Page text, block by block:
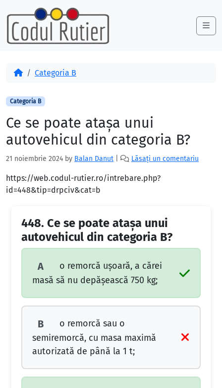
Skip to content
Skip to footer
AcasăCategoria B
Categoria B
Ce se poate ataşa unui
autovehicul din categoria B?
21 noiembrie 2024 by Balan Danut Lăsați un comentariu
https://web.codul-rutier.ro/intrebare.php?
id=448&tip=drpciv&cat=b
448. Ce se poate ataşa unui
autovehicul din categoria B?
A
o remorcă uşoară, a cărei
masă să nu depăşească 750 kg;
B
o remorcă sau o
semiremorcă, cu masa maximă
autorizată de până la 1 t;